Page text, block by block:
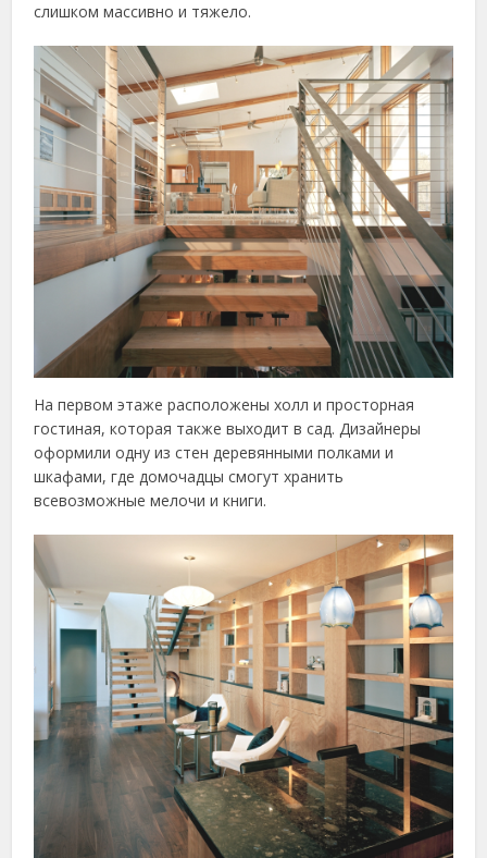
слишком массивно и тяжело.
На первом этаже расположены холл и просторная
гостиная, которая также выходит в сад. Дизайнеры
оформили одну из стен деревянными полками и
шкафами, где домочадцы смогут хранить
всевозможные мелочи и книги.